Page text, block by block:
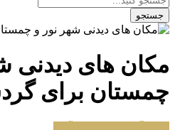
جستجو
مکان های دیدنی
چمستان برای